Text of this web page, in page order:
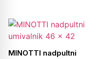
MINOTTI nadpultni